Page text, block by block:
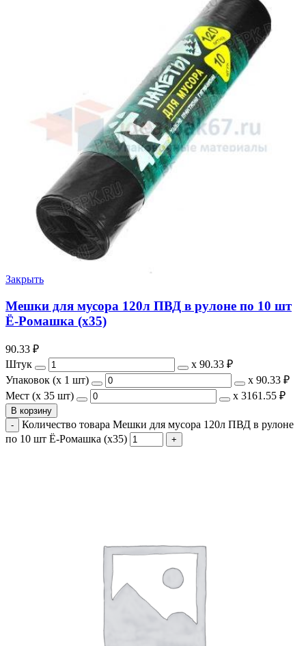
Закрыть
Мешки для мусора 120л ПВД в рулоне по 10 шт
Ё-Ромашка (х35)
90.33 ₽
Штук
х 90.33 ₽
Упаковок (x 1 шт)
х 90.33 ₽
Мест (x 35 шт)
х 3161.55 ₽
В корзину
Количество товара Мешки для мусора 120л ПВД в рулоне
по 10 шт Ё-Ромашка (х35)